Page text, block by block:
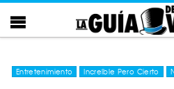
Entretenimiento Increíble Pero Cierto